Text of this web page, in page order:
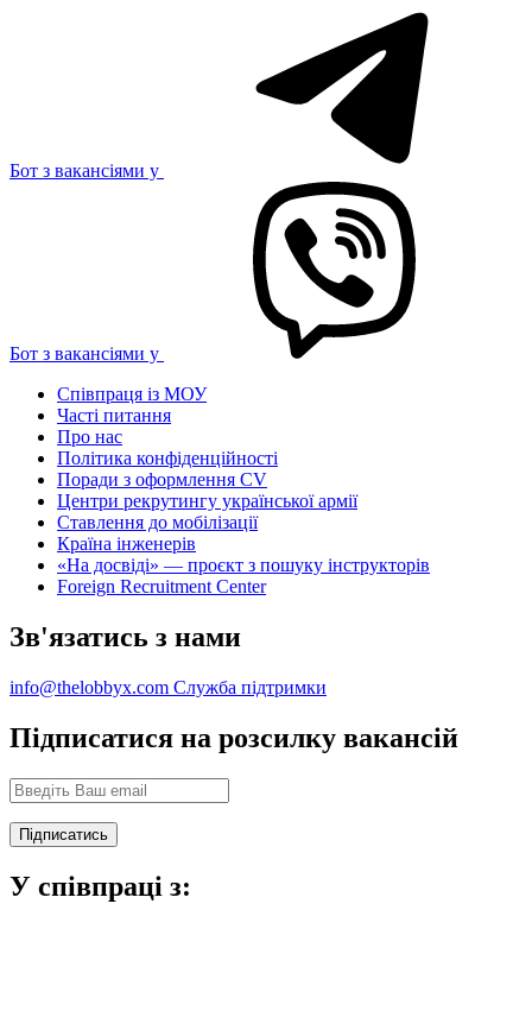
Бот з вакансіями у
Бот з вакансіями у
Співпраця із МОУ
Часті питання
Про нас
Політика конфіденційності
Поради з оформлення CV
Центри рекрутингу української армії
Ставлення до мобілізації
Країна інженерів
«На досвіді» — проєкт з пошуку інструкторів
Foreign Recruitment Center
Зв'язатись з нами
info@thelobbyx.com Служба підтримки
Підписатися на розсилку вакансій
У співпраці з: